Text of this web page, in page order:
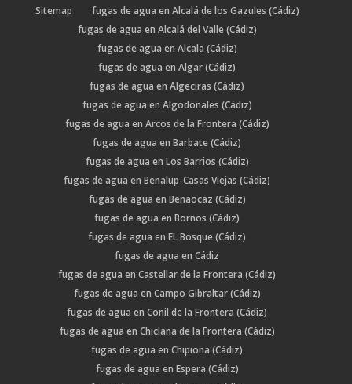
Sitemap
fugas de agua en Alcalá de los Gazules (Cádiz)
fugas de agua en Alcalá del Valle (Cádiz)
fugas de agua en Alcala (Cádiz)
fugas de agua en Algar (Cádiz)
fugas de agua en Algeciras (Cádiz)
fugas de agua en Algodonales (Cádiz)
fugas de agua en Arcos de la Frontera (Cádiz)
fugas de agua en Barbate (Cádiz)
fugas de agua en Los Barrios (Cádiz)
fugas de agua en Benalup-Casas Viejas (Cádiz)
fugas de agua en Benaocaz (Cádiz)
fugas de agua en Bornos (Cádiz)
fugas de agua en EL Bosque (Cádiz)
fugas de agua en Cádiz
fugas de agua en Castellar de la Frontera (Cádiz)
fugas de agua en Campo Gibraltar (Cádiz)
fugas de agua en Conil de la Frontera (Cádiz)
fugas de agua en Chiclana de la Frontera (Cádiz)
fugas de agua en Chipiona (Cádiz)
fugas de agua en Espera (Cádiz)